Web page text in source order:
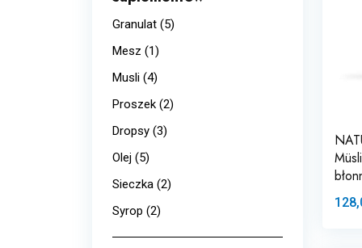
Granulat (5)
Mesz (1)
Musli (4)
Proszek (2)
Dropsy (3)
Olej (5)
Sieczka (2)
Syrop (2)